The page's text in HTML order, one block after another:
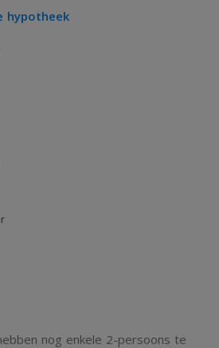
hypotheek
nog enkele 2-persoons te